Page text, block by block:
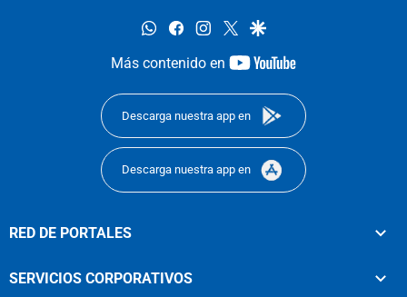
whatsappfacebookinstagram
twittergoogle
Más contenido en
youtube-
Descarga nuestra app en
Descarga nuestra app en
RED DE PORTALES
SERVICIOS CORPORATIVOS